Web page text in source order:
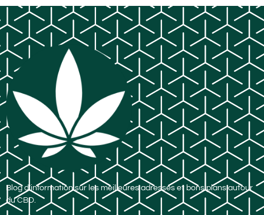
Blog d’information sur les meilleures adresses et bons plans autour
du CBD.